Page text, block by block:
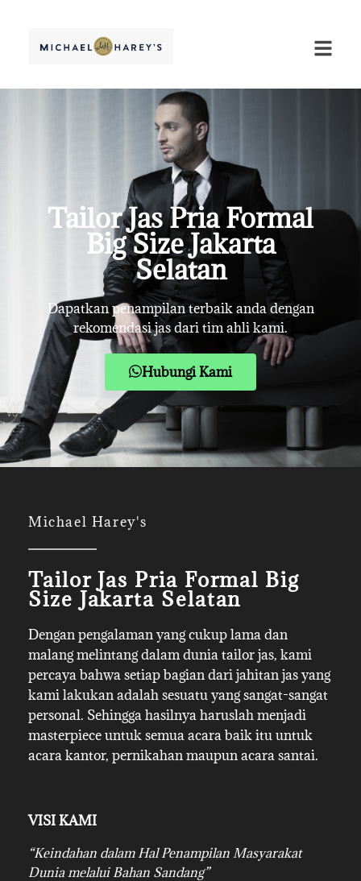
Tailor Jas Pria Formal
Big Size Jakarta
Selatan
Dapatkan penampilan terbaik anda dengan
rekomendasi jas dari tim ahli kami.
Hubungi Kami
Michael Harey's
Tailor Jas Pria Formal Big
Size Jakarta Selatan
Dengan pengalaman yang cukup lama dan
malang melintang dalam dunia tailor jas, kami
percaya bahwa setiap bagian dari jahitan jas yang
kami lakukan adalah sesuatu yang sangat-sangat
personal. Sehingga hasilnya haruslah menjadi
masterpiece untuk semua acara baik itu untuk
acara kantor, pernikahan maupun acara santai.
VISI KAMI
“Keindahan dalam Hal Penampilan Masyarakat
Dunia melalui Bahan Sandang”